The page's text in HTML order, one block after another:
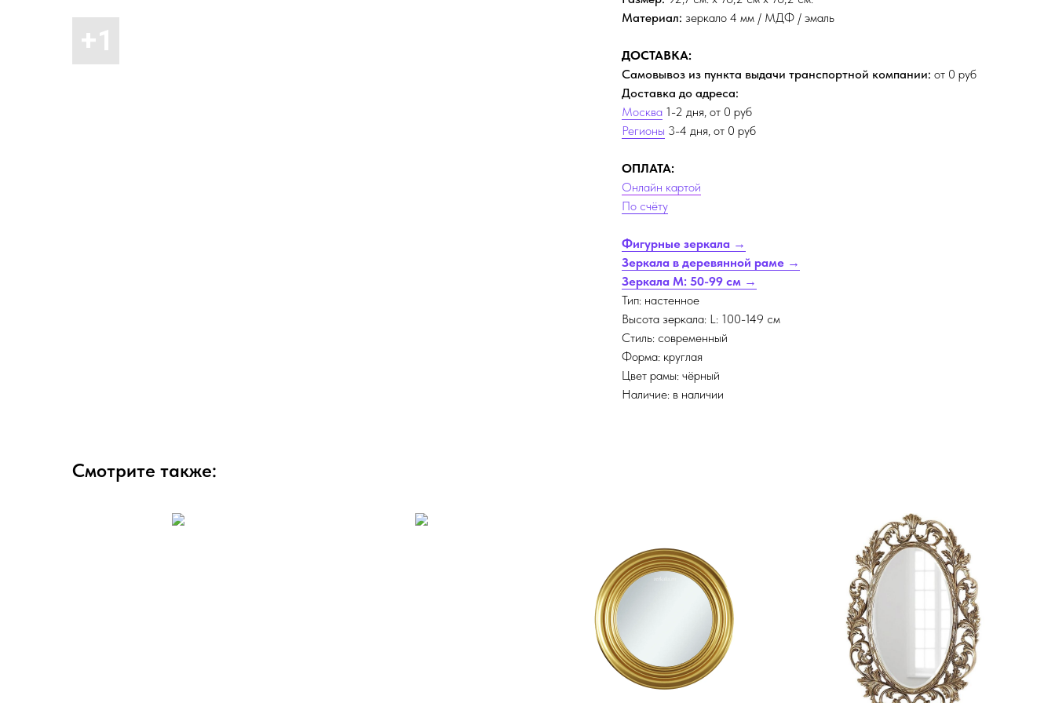
Материал: зеркало 4 мм / МДФ / эмаль
ДОСТАВКА:
Самовывоз из пункта выдачи транспортной компании: от 0 руб
Доставка до адреса:
Москва 1-2 дня, от 0 руб
Регионы 3-4 дня, от 0 руб
ОПЛАТА:
Онлайн картой
По счёту
Фигурные зеркала →
Зеркала в деревянной раме →
Зеркала M: 50-99 см →
Тип: настенное
Высота зеркала: L: 100-149 см
Стиль: современный
Форма: круглая
Цвет рамы: чёрный
Наличие: в наличии
Смотрите также: